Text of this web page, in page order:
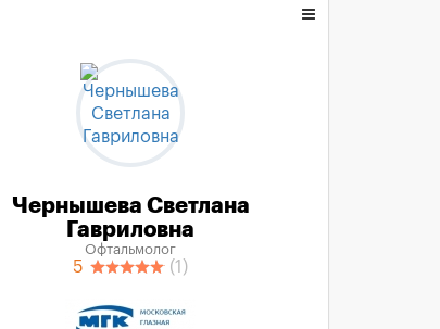
Чернышева Светлана
Гавриловна
Офтальмолог
5 (1)